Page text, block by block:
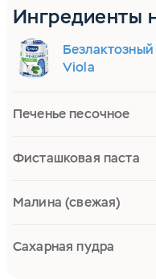
Ингредиенты
Viola
Печенье песочное
Фисташковая паста
Малина (свежая)
Сахарная пудра